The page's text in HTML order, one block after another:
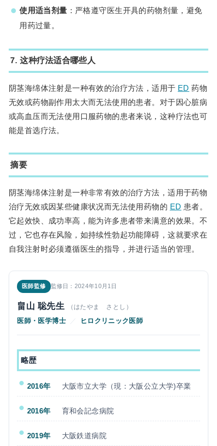
使用适当剂量 ：严格遵守医生开具的药物剂量，避免
用药过量。
7.这种疗法适合哪些人
阴茎海绵体注射是一种有效的治疗方法，适用于 ED 药物
无效或药物副作用太大而无法使用的患者。对于因心脏病
或高血压而无法使用口服药物的患者来说，这种疗法也可
能是首选疗法。
摘要
阴茎海绵体注射是一种非常有效的治疗方法，适用于药物
治疗无效或因某些健康状况而无法使用药物的 ED 患者。
它起效快、成功率高，能为许多患者带来满意的效果。不
过，它也存在风险，如持续性勃起功能障碍，这就要求在
自我注射时必须遵循医生的指导，并进行适当的管理。
医師監修 監修日：2024年10月1日
畠山 聡先生 （はたやま さとし）
医師・医学博士 ／ ヒロクリニック医師
略歴
2016年 大阪市立大学（現：大阪公立大学)卒業
2016年 育和会記念病院
2019年 大阪鉄道病院